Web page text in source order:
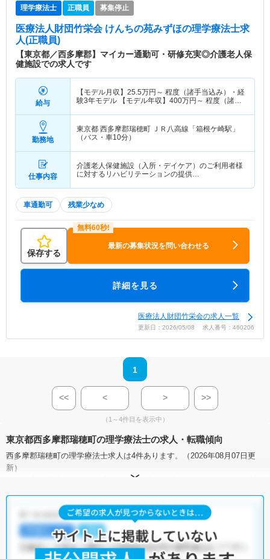
理学療法士 正職員 募集停止
医療法人財団竹栄会 けんちの苑みずほの理学療法士求
人(正職員)
【東京都／西多摩郡】マイカー通勤可・研修充実◎介護老人保
健施設での求人です
給与
【モデル月収】 25.5万円～ 程度（諸手当込み）・経
験3年モデル 【モデル年収】 400万円～ 程度（諸手
勤務地
東京都 西多摩郡瑞穂町 ＪＲ八高線「箱根ケ崎駅」
（バス・車10分）
仕事内容
介護老人保健施設（入所・デイケア）のご利用者様
に対するリハビリテーションの提供…
車通勤可 残業少なめ
保存する
最新の募集状況を問い合わせる
詳細を見る
医療法人財団竹栄会の求人一覧
更新日：2026/05/08 求人番号：460206
1
<< < > >>
（1～4件目を表示中）
東京都西多摩郡瑞穂町の理学療法士の求人・転職傾向
西多摩郡瑞穂町の理学療法士求人は4件あります。（2026年08月07日更
新）
サイト上に掲載されている求人の他に、
う求人を提案させていただきます。
西多摩郡瑞穂町の理学療法士求人では以下のような条件が人気です。
積極採用中・残業少なめ・未経験OK・ 正社員(正職員)
・介護福祉施設